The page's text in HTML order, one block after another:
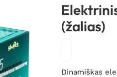
(žalias)
Dinamiškas